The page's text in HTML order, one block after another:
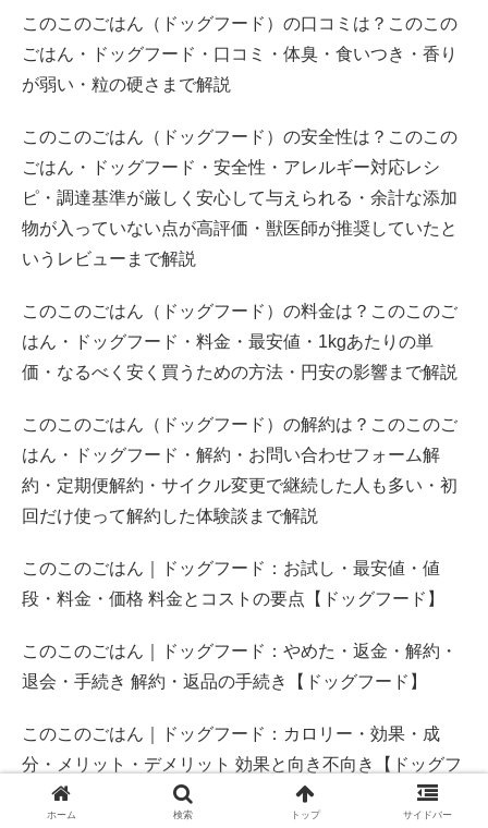
このこのごはん（ドッグフード）の口コミは？このこの
ごはん・ドッグフード・口コミ・体臭・食いつき・香り
が弱い・粒の硬さまで解説
このこのごはん（ドッグフード）の安全性は？このこの
ごはん・ドッグフード・安全性・アレルギー対応レシ
ピ・調達基準が厳しく安心して与えられる・余計な添加
物が入っていない点が高評価・獣医師が推奨していたと
いうレビューまで解説
このこのごはん（ドッグフード）の料金は？このこのご
はん・ドッグフード・料金・最安値・1kgあたりの単
価・なるべく安く買うための方法・円安の影響まで解説
このこのごはん（ドッグフード）の解約は？このこのご
はん・ドッグフード・解約・お問い合わせフォーム解
約・定期便解約・サイクル変更で継続した人も多い・初
回だけ使って解約した体験談まで解説
このこのごはん｜ドッグフード：お試し・最安値・値
段・料金・価格 料金とコストの要点【ドッグフード】
このこのごはん｜ドッグフード：やめた・返金・解約・
退会・手続き 解約・返品の手続き【ドッグフード】
このこのごはん｜ドッグフード：カロリー・効果・成
分・メリット・デメリット 効果と向き不向き【ドッグフ
ード】
ホーム 検索 トップ サイドバー